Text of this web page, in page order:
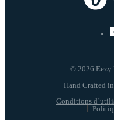
© 2026 Eezy
Conditions